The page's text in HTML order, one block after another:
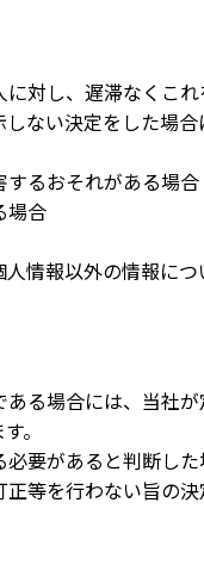
対し、遅滞なくこ
ない決定をした場
るおそれがある場合
場合
情報以外の情報につ
る場合には、当社
。
要があると判断し
等を行わない旨の